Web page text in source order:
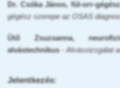
Dr. Csóka János, fül-orr-
gégész szerepe az OSAS
Ütő Zsuzsanna,
alvástechnikus- Alvásvizsgálat
Jelentkezés: